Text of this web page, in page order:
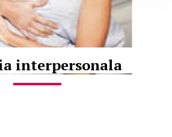
interpersonala